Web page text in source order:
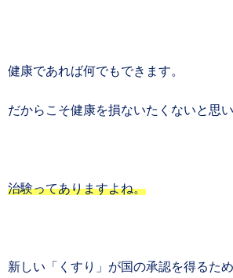
健康であれば何でもできます。
だからこそ健康を損ないたくないと思い
治験ってありますよね。
新しい「くすり」が国の承認を得るた